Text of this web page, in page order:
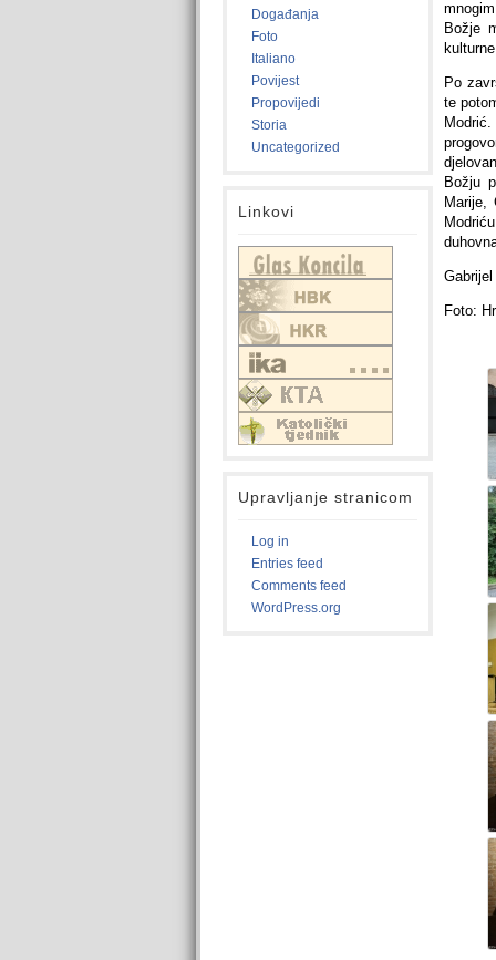
Događanja
Foto
Italiano
Povijest
Propovijedi
Storia
Uncategorized
Linkovi
Upravljanje stranicom
Log in
Entries feed
Comments feed
WordPress.org
Božje
Po
te
Božju
Marije,
Foto: